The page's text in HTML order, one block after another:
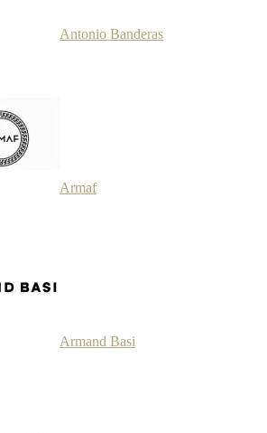
Antonio Banderas
Armaf
Armand Basi